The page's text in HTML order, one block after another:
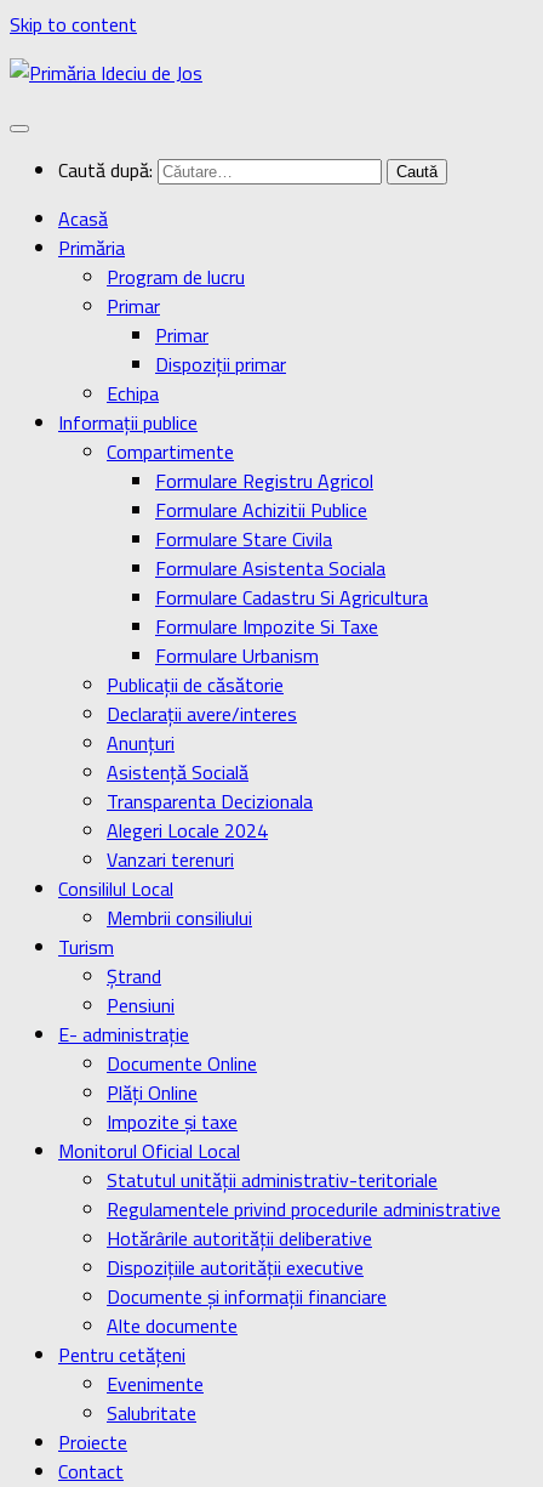
Skip to content
Caută după:
Acasă
Primăria
Program de lucru
Primar
Primar
Dispoziţii primar
Echipa
Informaţii publice
Compartimente
Formulare Registru Agricol
Formulare Achizitii Publice
Formulare Stare Civila
Formulare Asistenta Sociala
Formulare Cadastru Si Agricultura
Formulare Impozite Si Taxe
Formulare Urbanism
Publicaţii de căsătorie
Declaraţii avere/interes
Anunţuri
Asistenţă Socială
Transparenta Decizionala
Alegeri Locale 2024
Vanzari terenuri
Consililul Local
Membrii consiliului
Turism
Ştrand
Pensiuni
E- administrație
Documente Online
Plăți Online
Impozite și taxe
Monitorul Oficial Local
Statutul unității administrativ-teritoriale
Regulamentele privind procedurile administrative
Hotărârile autorității deliberative
Dispozițiile autorității executive
Documente și informații financiare
Alte documente
Pentru cetățeni
Evenimente
Salubritate
Proiecte
Contact